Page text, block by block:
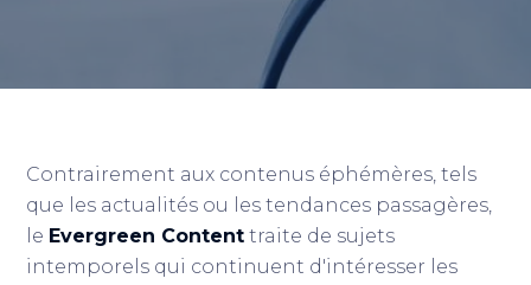
Contrairement aux contenus éphémères, tels
que les actualités ou les tendances passagères,
le Evergreen Content traite de sujets
intemporels qui continuent d'intéresser les